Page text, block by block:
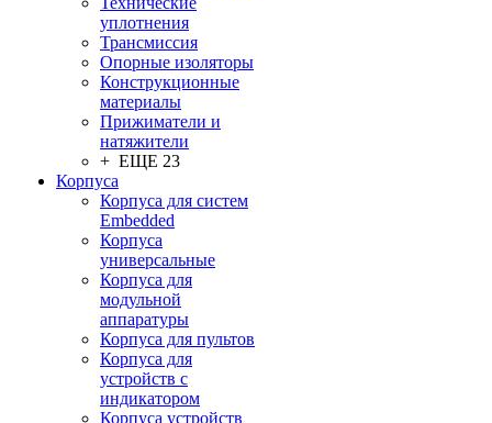
уплотнения
Трансмиссия
Опорные изоляторы
Конструкционные
материалы
Прижиматели и
натяжители
+ ЕЩЕ 23
Корпуса
Корпуса для систем
Embedded
Корпуса
универсальные
Корпуса для
модульной
аппаратуры
Корпуса для пультов
Корпуса для
устройств с
индикатором
Корпуса устройств